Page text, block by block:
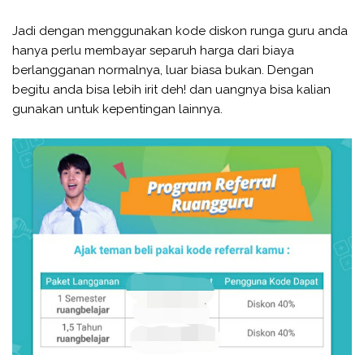
Jadi dengan menggunakan kode diskon runga guru anda
hanya perlu membayar separuh harga dari biaya
berlangganan normalnya, luar biasa bukan. Dengan
begitu anda bisa lebih irit deh! dan uangnya bisa kalian
gunakan untuk kepentingan lainnya.